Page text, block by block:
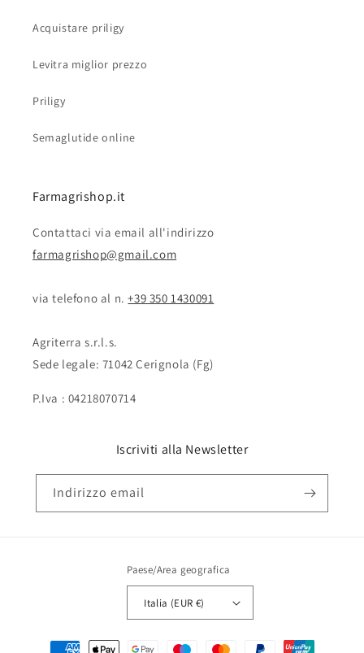
Acquistare priligy
Levitra miglior prezzo
Priligy
Semaglutide online
Farmagrishop.it
Contattaci via email all'indirizzo
farmagrishop@gmail.com
via telefono al n. ‭‭+39 350 1430091
Agriterra s.r.l.s.
Sede legale: 71042 Cerignola (Fg)
P.Iva : 04218070714
Iscriviti alla Newsletter
Indirizzo email
Paese/Area geografica
Italia (EUR €)
Metodi